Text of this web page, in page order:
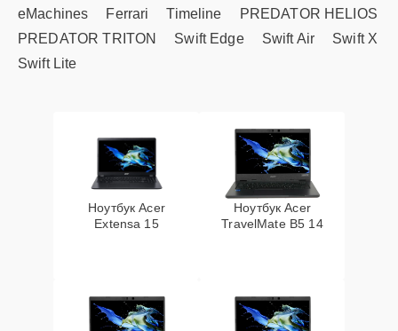
eMachines Ferrari Timeline
PREDATOR HELIOS
PREDATOR TRITON
Swift Edge Swift Air
Swift X
Swift Lite
Ноутбук Acer
Extensa 15
Ноутбук Acer
TravelMate B5 14